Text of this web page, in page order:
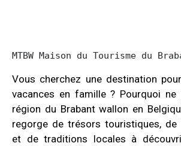
MTBW Maison du Tourisme du
Vous cherchez une destination
vacances en famille ? Pourquoi ne
région du Brabant wallon en
regorge de trésors touristiques, de
et de traditions locales à